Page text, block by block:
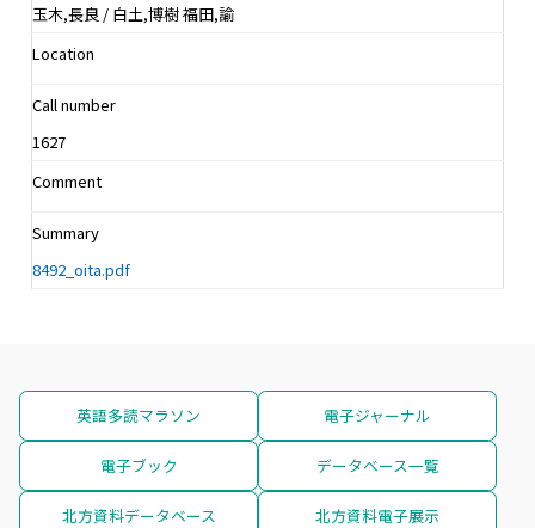
玉木,長良 / 白土,博樹 福田,諭
Location
Call number
1627
Comment
Summary
8492_oita.pdf
英語多読マラソン 電子ジャーナル
電子ブック データベース一覧
北方資料データベース 北方資料電子展示